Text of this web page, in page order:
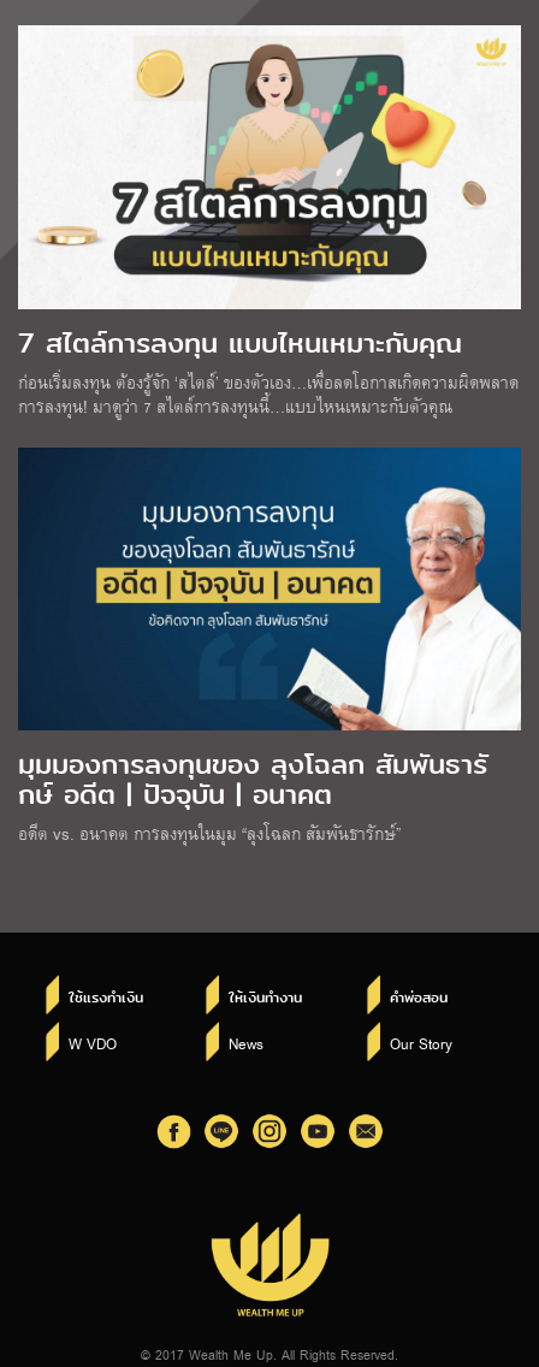
7 สไตล์การลงทุน แบบไหนเหมาะกับคุณ
ก่อนเริ่มลงทุน ต้องรู้จัก ‘สไตล์’ ของตัวเอง…เพื่อลดโอกาสเกิดความผิดพลาด
การลงทุน! มาดูว่า 7 สไตล์การลงทุนนี้…แบบไหนเหมาะกับตัวคุณ
มุมมองการลงทุนของ ลุงโฉลก สัมพันธารั
กษ์ อดีต | ปัจจุบัน | อนาคต
อดีต vs. อนาคต การลงทุนในมุม “ลุงโฉลก สัมพันธารักษ์”
ใช้แรงทำเงิน ให้เงินทำงาน คำพ่อสอน
W VDO News Our Story
© 2017 Wealth Me Up. All Rights Reserved.